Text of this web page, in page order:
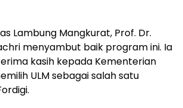
Lambung Mangkurat, Prof. Dr.
menyambut baik program ini. Ia
kasih kepada Kementerian
ULM sebagai salah satu